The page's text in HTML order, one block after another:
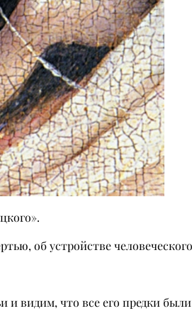
об устройстве
видим, что все его предки